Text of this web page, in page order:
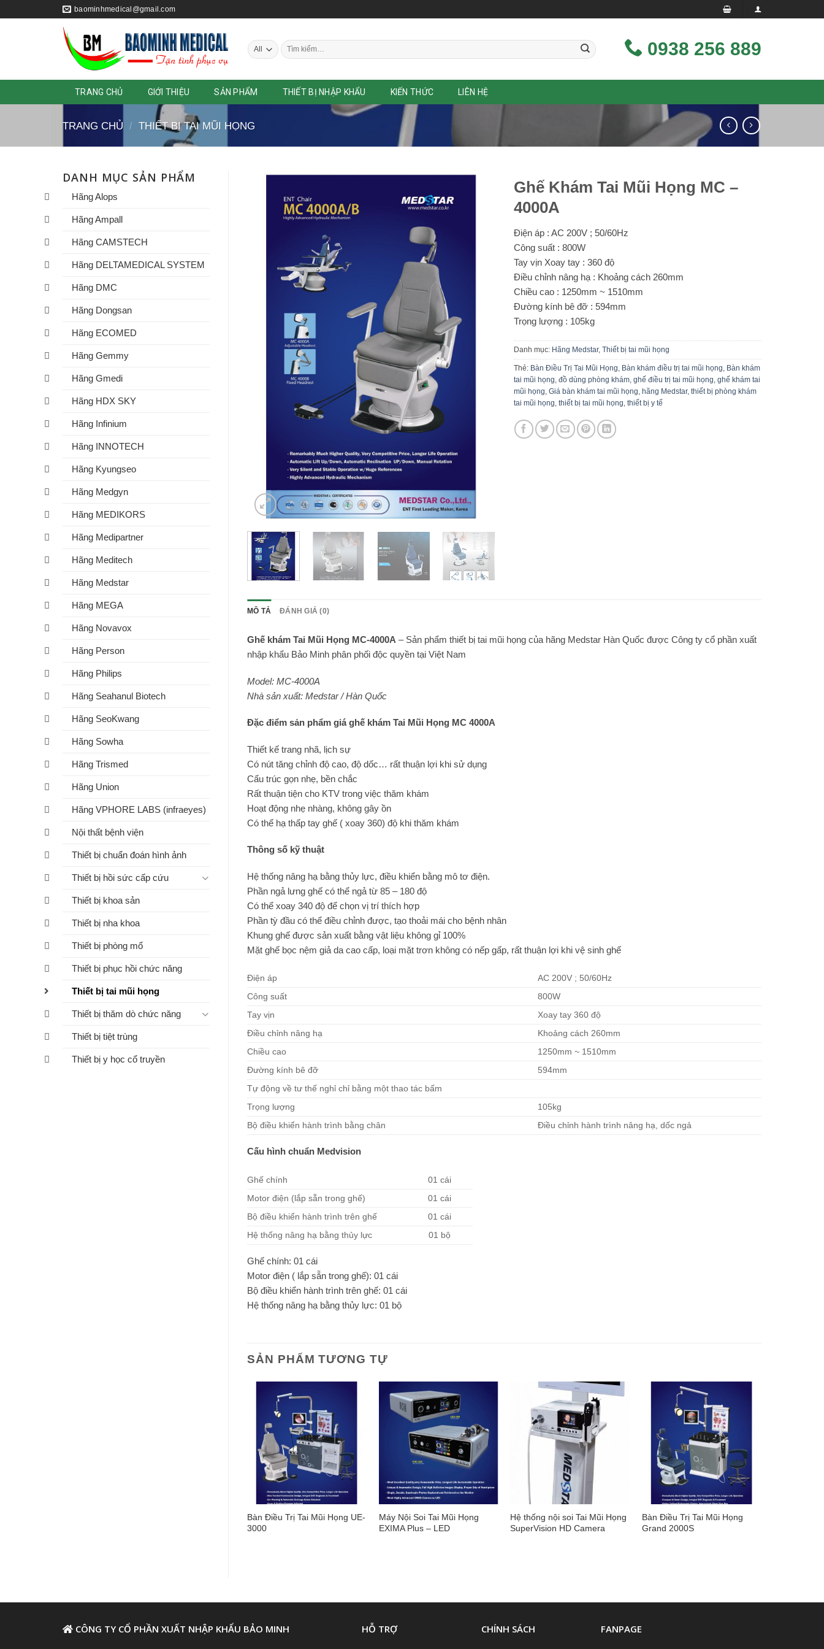
to
baominhmedical@gmail.com
Tìm
kiếm:
0938 256 889
TRANG CHỦ GIỚI THIỆU SẢN PHẨM THIẾT BỊ NHẬP KHẨU KIẾN THỨC LIÊN HỆ
TRANG CHỦ / THIẾT BỊ TAI MŨI HỌNG
DANH MỤC SẢN PHẨM
Hãng Alops
Hãng Ampall
Hãng CAMSTECH
Hãng DELTAMEDICAL SYSTEM
Hãng DMC
Hãng Dongsan
Hãng ECOMED
Hãng Gemmy
Hãng Gmedi
Hãng HDX SKY
Hãng Infinium
Hãng INNOTECH
Hãng Kyungseo
Hãng Medgyn
Hãng MEDIKORS
Hãng Medipartner
Hãng Meditech
Hãng Medstar
Hãng MEGA
Hãng Novavox
Hãng Person
Hãng Philips
Hãng Seahanul Biotech
Hãng SeoKwang
Hãng Sowha
Hãng Trismed
Hãng Union
Hãng VPHORE LABS (infraeyes)
Nội thất bệnh viện
Thiết bị chuẩn đoán hình ảnh
Thiết bị hồi sức cấp cứu
Thiết bị khoa sản
Thiết bị nha khoa
Thiết bị phòng mổ
Thiết bị phục hồi chức năng
Thiết bị tai mũi họng
Thiết bị thăm dò chức năng
Thiết bị tiệt trùng
Thiết bị y học cổ truyền
Ghế Khám Tai Mũi Họng MC –
4000A
Điện áp : AC 200V ; 50/60Hz
Công suất : 800W
Tay vịn Xoay tay : 360 độ
Điều chỉnh nâng hạ : Khoảng cách 260mm
Chiều cao : 1250mm ~ 1510mm
Đường kính bê đỡ : 594mm
Trọng lượng : 105kg
Danh mục: Hãng Medstar, Thiết bị tai mũi họng
Thẻ: Bàn Điều Trị Tai Mũi Họng, Bàn khám điều trị tai mũi họng, Bàn khám
tai mũi họng, đồ dùng phòng khám, ghế điều trị tai mũi họng, ghế khám tai
mũi họng, Giá bàn khám tai mũi họng, hãng Medstar, thiết bị phòng khám
tai mũi họng, thiết bị tai mũi họng, thiết bị y tế
MÔ TẢ ĐÁNH GIÁ (0)
Ghế khám Tai Mũi Họng MC-4000A – Sản phẩm thiết bị tai mũi họng của hãng Medstar Hàn Quốc được Công ty cổ phần xuất
nhập khẩu Bảo Minh phân phối độc quyền tại Việt Nam
Model: MC-4000A
Nhà sản xuất: Medstar / Hàn Quốc
Đặc điểm sản phẩm giá ghế khám Tai Mũi Họng MC 4000A
Thiết kế trang nhã, lịch sự
Có nút tăng chỉnh độ cao, độ dốc… rất thuận lợi khi sử dụng
Cấu trúc gọn nhẹ, bền chắc
Rất thuận tiện cho KTV trong việc thăm khám
Hoạt động nhẹ nhàng, không gây ồn
Có thể hạ thấp tay ghế ( xoay 360) độ khi thăm khám
Thông số kỹ thuật
Hệ thống nâng hạ bằng thủy lực, điều khiển bằng mô tơ điện.
Phần ngả lưng ghế có thể ngả từ 85 – 180 độ
Có thể xoay 340 độ để chọn vị trí thích hợp
Phần tỳ đầu có thể điều chỉnh được, tạo thoải mái cho bệnh nhân
Khung ghế được sản xuất bằng vật liệu không gỉ 100%
Mặt ghế bọc nệm giả da cao cấp, loại mặt trơn không có nếp gấp, rất thuận lợi khi vệ sinh ghế
Điện áp
AC 200V ; 50/60Hz
Công suất
800W
Tay vịn
Xoay tay 360 độ
Điều chỉnh nâng hạ
Khoảng cách 260mm
Chiều cao
1250mm ~ 1510mm
Đường kính bê đỡ
594mm
Tự động về tư thế nghỉ chỉ bằng một thao tác bấm
Trọng lượng
105kg
Bộ điều khiển hành trình bằng chân
Điều chỉnh hành trình nâng hạ, dốc ngả
Cấu hình chuẩn Medvision
Ghế chính
01 cái
Motor điện (lắp sẵn trong ghế)
01 cái
Bộ điều khiển hành trình trên ghế
01 cái
Hệ thống nâng hạ bằng thủy lực
01 bộ
Ghế chính: 01 cái
Motor điện ( lắp sẵn trong ghế): 01 cái
Bộ điều khiển hành trình trên ghế: 01 cái
Hệ thống nâng hạ bằng thủy lực: 01 bộ
SẢN PHẨM TƯƠNG TỰ
Bàn Điều Trị Tai Mũi Họng UE-
3000
Máy Nội Soi Tai Mũi Họng
EXIMA Plus – LED
Hệ thống nội soi Tai Mũi Họng
SuperVision HD Camera
Bàn Điều Trị Tai Mũi Họng
Grand 2000S
CÔNG TY CỔ PHẦN XUẤT NHẬP KHẨU BẢO MINH HỖ TRỢ CHÍNH SÁCH FANPAGE